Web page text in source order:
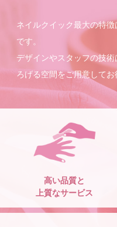
ネイルクイック最大の特
です。
デザインやスタッフの技
ろげる空間をご用意してお
高い品質と
上質なサービス